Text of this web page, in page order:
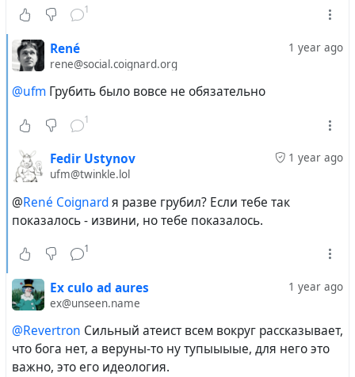
1
1 year ago
René
rene@social.coignard.org
@ufm Грубить было вовсе не обязательно
1
1 year ago
Fedir Ustynov
ufm@twinkle.lol
@René Coignardя разве грубил? Если тебе так
показалось - извини, но тебе показалось.
1
1 year ago
Ex culo ad aures
ex@unseen.name
@Revertron Сильный атеист всем вокруг рассказывает,
что бога нет, а веруны-то ну тупыыыые, для него это
важно, это его идеология.